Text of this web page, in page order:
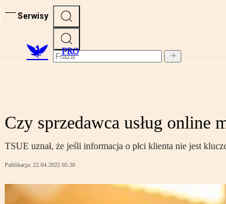
Serwisy
PRO
Czy sprzedawca usług online
TSUE uznał, że jeśli informacja o płci klienta nie jest
Publikacja: 22.04.2025 05:30